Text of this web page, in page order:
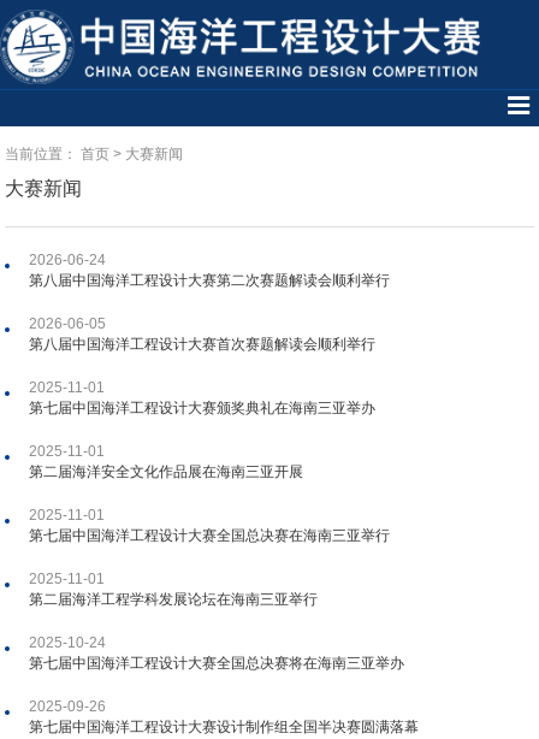
当前位置：首页 > 大赛新闻
大赛新闻
2026-06-24
第八届中国海洋工程设计大赛第二次赛题解读会顺利举行
2026-06-05
第八届中国海洋工程设计大赛首次赛题解读会顺利举行
2025-11-01
第七届中国海洋工程设计大赛颁奖典礼在海南三亚举办
2025-11-01
第二届海洋安全文化作品展在海南三亚开展
2025-11-01
第七届中国海洋工程设计大赛全国总决赛在海南三亚举行
2025-11-01
第二届海洋工程学科发展论坛在海南三亚举行
2025-10-24
第七届中国海洋工程设计大赛全国总决赛将在海南三亚举办
2025-09-26
第七届中国海洋工程设计大赛设计制作组全国半决赛圆满落幕